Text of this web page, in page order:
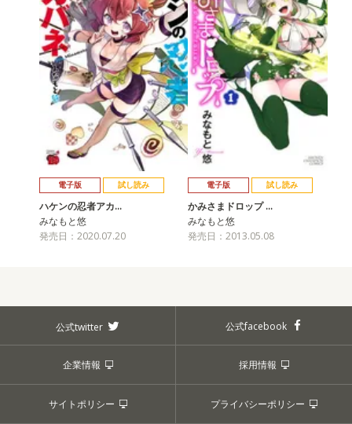
電子版 試し読み
ハケンの忍者アカ…
みなもと悠
発売日：2020.07.20
電子版 試し読み
かみさまドロップ …
みなもと悠
発売日：2013.05.08
公式twitter 公式facebook
企業情報 採用情報
サイトポリシー プライバシーポリシー